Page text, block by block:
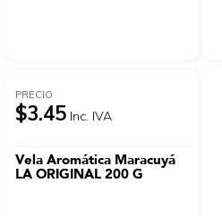
PRECIO
$3.45 Inc. IVA
Vela Aromática Maracuyá
LA ORIGINAL 200 G